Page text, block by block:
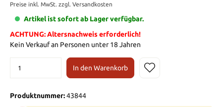
Preise inkl. MwSt. zzgl. Versandkosten
Artikel ist sofort ab Lager verfügbar.
ACHTUNG: Altersnachweis erforderlich!
Kein Verkauf an Personen unter 18 Jahren
In den Warenkorb
Produktnummer:43844